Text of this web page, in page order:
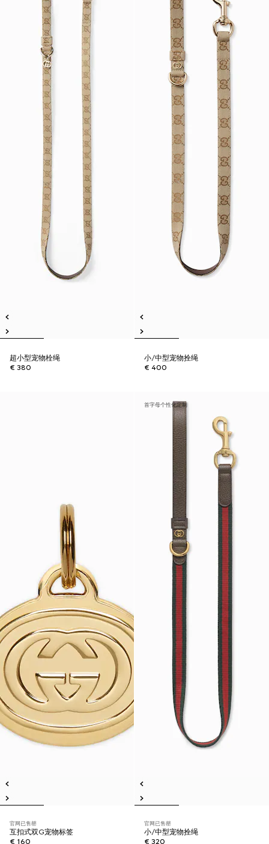
超小型宠物栓绳
€ 380
小/中型宠物拴绳
€ 400
官网已售罄
互扣式双G宠物标签
€ 160
首字母个性化定制
官网已售罄
小/中型宠物拴绳
€ 320